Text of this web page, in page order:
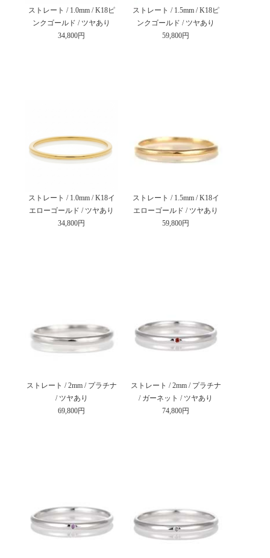
ストレート / 1.0mm / K18ピ
ンクゴールド / ツヤあり
34,800円
ストレート / 1.5mm / K18ピ
ンクゴールド / ツヤあり
59,800円
ストレート / 1.0mm / K18イ
エローゴールド / ツヤあり
34,800円
ストレート / 1.5mm / K18イ
エローゴールド / ツヤあり
59,800円
ストレート / 2mm / プラチナ
/ ツヤあり
69,800円
ストレート / 2mm / プラチナ
/ ガーネット / ツヤあり
74,800円